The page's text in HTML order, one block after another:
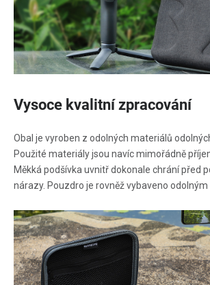
Vysoce kvalitní zpracování
Obal je vyroben z odolných materiálů
Použité materiály jsou navíc mimořádně
Měkká podšívka uvnitř dokonale chrání před
nárazy. Pouzdro je rovněž vybaveno